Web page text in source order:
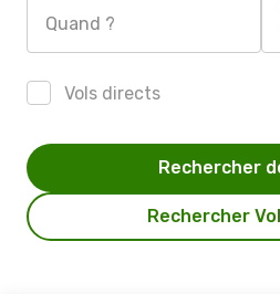
Quand ?
Vols directs
Rechercher
Rechercher